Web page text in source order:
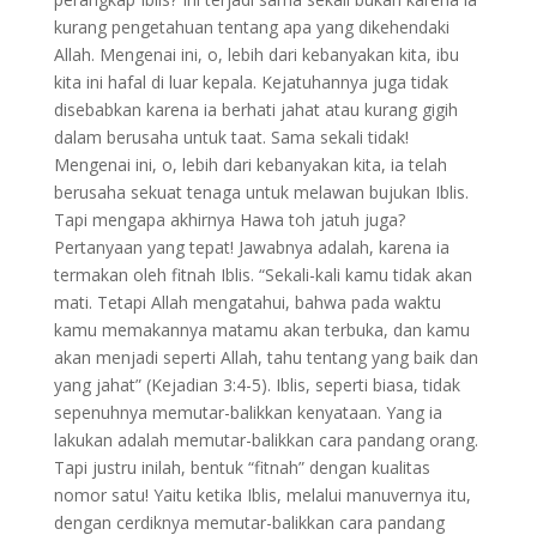
kurang pengetahuan tentang apa yang dikehendaki
Allah. Mengenai ini, o, lebih dari kebanyakan kita, ibu
kita ini hafal di luar kepala. Kejatuhannya juga tidak
disebabkan karena ia berhati jahat atau kurang gigih
dalam berusaha untuk taat. Sama sekali tidak!
Mengenai ini, o, lebih dari kebanyakan kita, ia telah
berusaha sekuat tenaga untuk melawan bujukan Iblis.
Tapi mengapa akhirnya Hawa toh jatuh juga?
Pertanyaan yang tepat! Jawabnya adalah, karena ia
termakan oleh fitnah Iblis. “Sekali-kali kamu tidak akan
mati. Tetapi Allah mengatahui, bahwa pada waktu
kamu memakannya matamu akan terbuka, dan kamu
akan menjadi seperti Allah, tahu tentang yang baik dan
yang jahat” (Kejadian 3:4-5). Iblis, seperti biasa, tidak
sepenuhnya memutar-balikkan kenyataan. Yang ia
lakukan adalah memutar-balikkan cara pandang orang.
Tapi justru inilah, bentuk “fitnah” dengan kualitas
nomor satu! Yaitu ketika Iblis, melalui manuvernya itu,
dengan cerdiknya memutar-balikkan cara pandang